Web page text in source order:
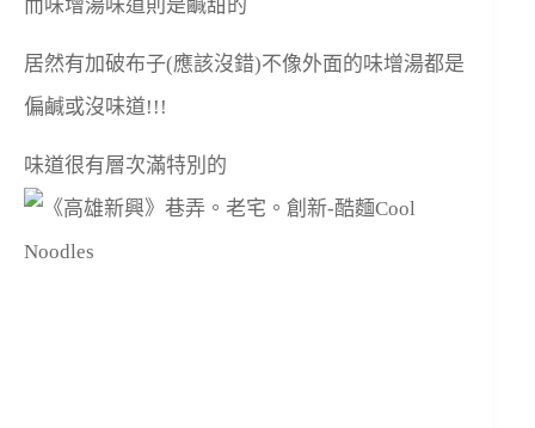
而味增湯味道則是鹹甜的
居然有加破布子(應該沒錯)不像外面的味增湯都是
偏鹹或沒味道!!!
味道很有層次滿特別的